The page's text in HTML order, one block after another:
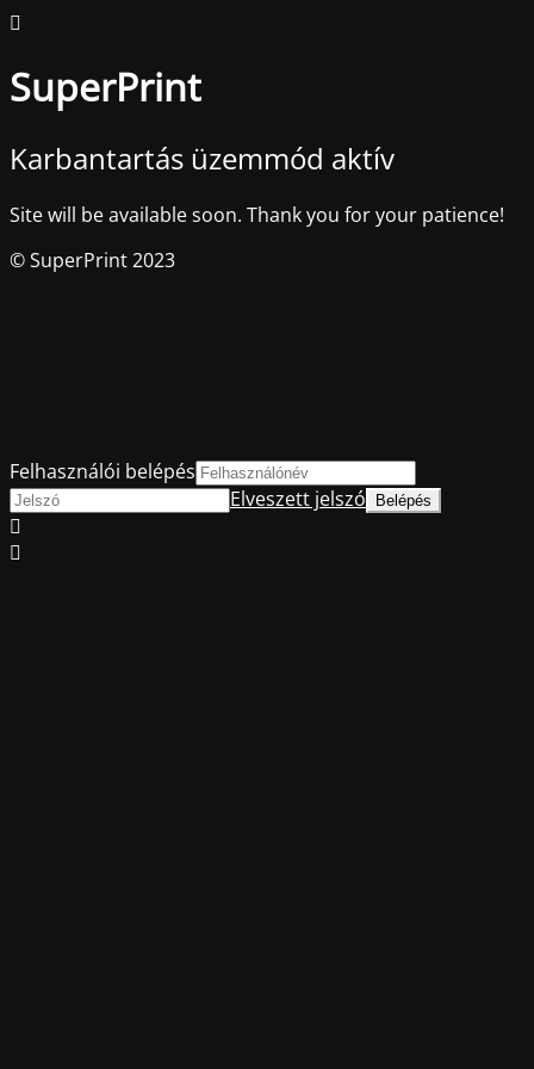
SuperPrint
Karbantartás üzemmód aktív
Site will be available soon. Thank you for your patience!
© SuperPrint 2023
Felhasználói belépés
Elveszett jelszó